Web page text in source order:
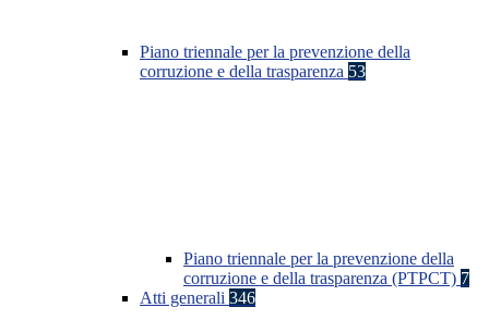
Piano triennale per la prevenzione della
corruzione e della trasparenza 53
Piano triennale per la prevenzione della
corruzione e della trasparenza (PTPCT) 7
Atti generali 346